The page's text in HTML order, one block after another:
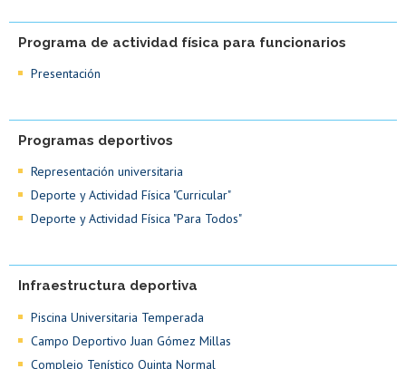
Programa de actividad física para funcionarios
Presentación
Programas deportivos
Representación universitaria
Deporte y Actividad Física "Curricular"
Deporte y Actividad Física "Para Todos"
Infraestructura deportiva
Piscina Universitaria Temperada
Campo Deportivo Juan Gómez Millas
Complejo Tenístico Quinta Normal